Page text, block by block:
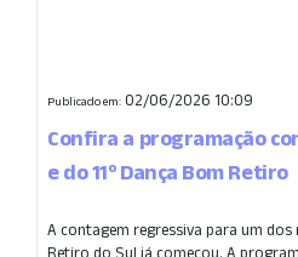
Publicado em: 02/06/2026 10:09
Confira a programação
e do 11º Dança Bom Retiro
A contagem regressiva para um dos
Retiro do Sul já começou. A